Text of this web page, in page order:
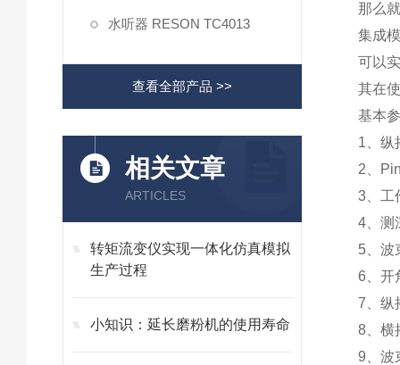
水听器 RESON TC4013
查看全部产品 >>
相关文章
ARTICLES
转矩流变仪实现一体化仿真模拟
生产过程
小知识：延长磨粉机的使用寿命
那么
集成
可以
其在
基本
1、纵
2、
3、工
4、测
5、波
6、开
7、纵
8、横
9、波